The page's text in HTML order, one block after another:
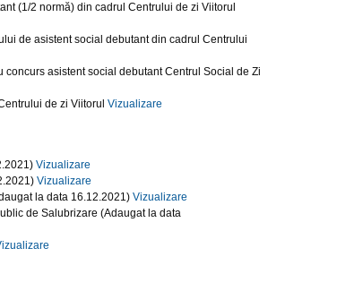
(1/2 normă) din cadrul Centrului de zi Viitorul
de asistent social debutant din cadrul Centrului
asistent social debutant Centrul Social de Zi
de zi Viitorul Vizualizare
Vizualizare
Vizualizare
la data 16.12.2021) Vizualizare
de Salubrizare (Adaugat la data